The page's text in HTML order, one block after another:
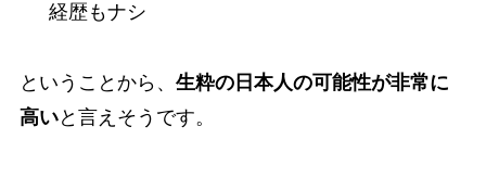
経歴もナシ
ということから、 生粋の日本人の可能性が非常に
高いと言えそうです。